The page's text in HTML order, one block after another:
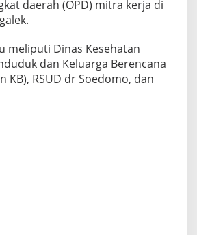
daerah (OPD) mitra kerja di
meliputi Dinas Kesehatan
dan Keluarga Berencana
KB), RSUD dr Soedomo, dan